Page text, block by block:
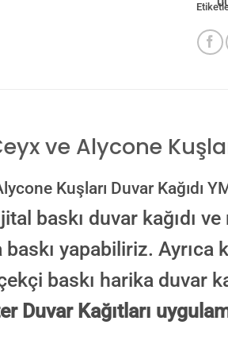
ve Alycone
Kuşları Duvar Kağıdı
baskı duvar kağıdı
yapabiliriz. Ayrıca
baskı harika duvar
Duvar Kağıtları